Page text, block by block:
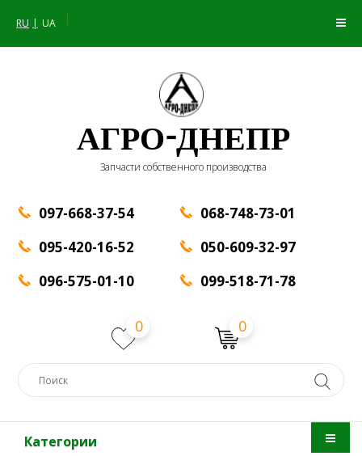
RU UA |
АГРО-ДНЕПР
Запчасти собственного производства
097-668-37-54
095-420-16-52
096-575-01-10
068-748-73-01
050-609-32-97
099-518-71-78
0 0
Категории